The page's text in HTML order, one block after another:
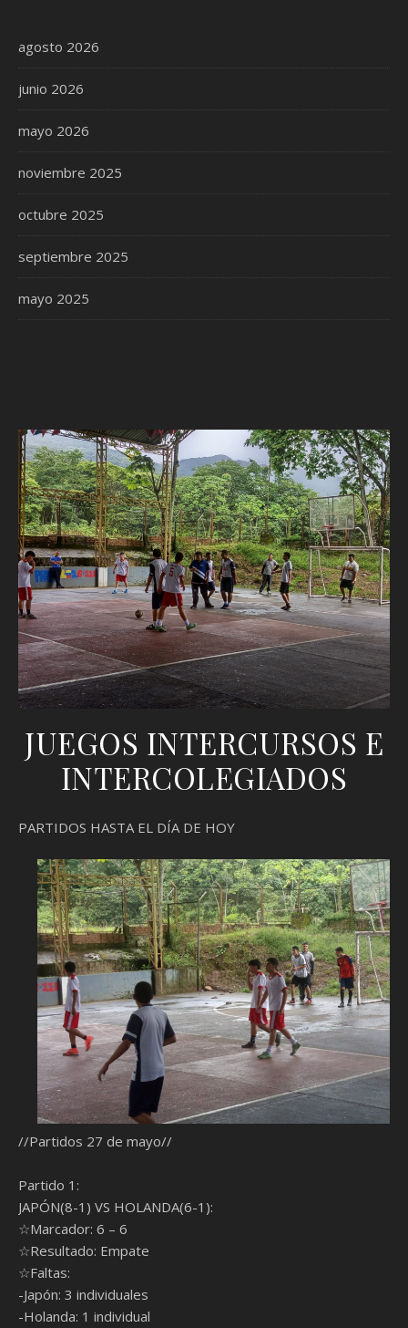
agosto 2026
junio 2026
mayo 2026
noviembre 2025
octubre 2025
septiembre 2025
mayo 2025
JUEGOS INTERCURSOS E
INTERCOLEGIADOS
PARTIDOS HASTA EL DÍA DE HOY
//Partidos 27 de mayo//
Partido 1:
JAPÓN(8-1) VS HOLANDA(6-1):
☆Marcador: 6 – 6
☆Resultado: Empate
☆Faltas:
-Japón: 3 individuales
-Holanda: 1 individual